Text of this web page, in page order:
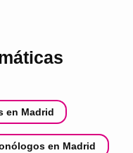
en Madrid
en Madrid